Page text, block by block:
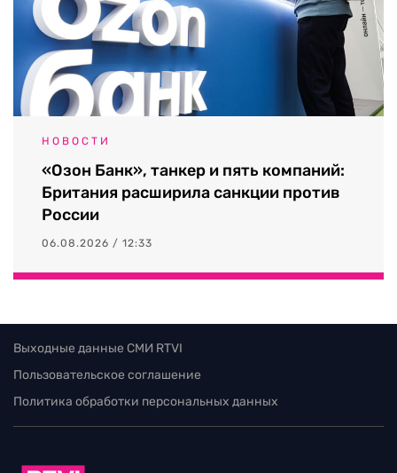
НОВОСТИ
«Озон Банк», танкер и пять компаний:
Британия расширила санкции против
России
06.08.2026 / 12:33
Выходные данные СМИ RTVI
Пользовательское соглашение
Политика обработки персональных данных